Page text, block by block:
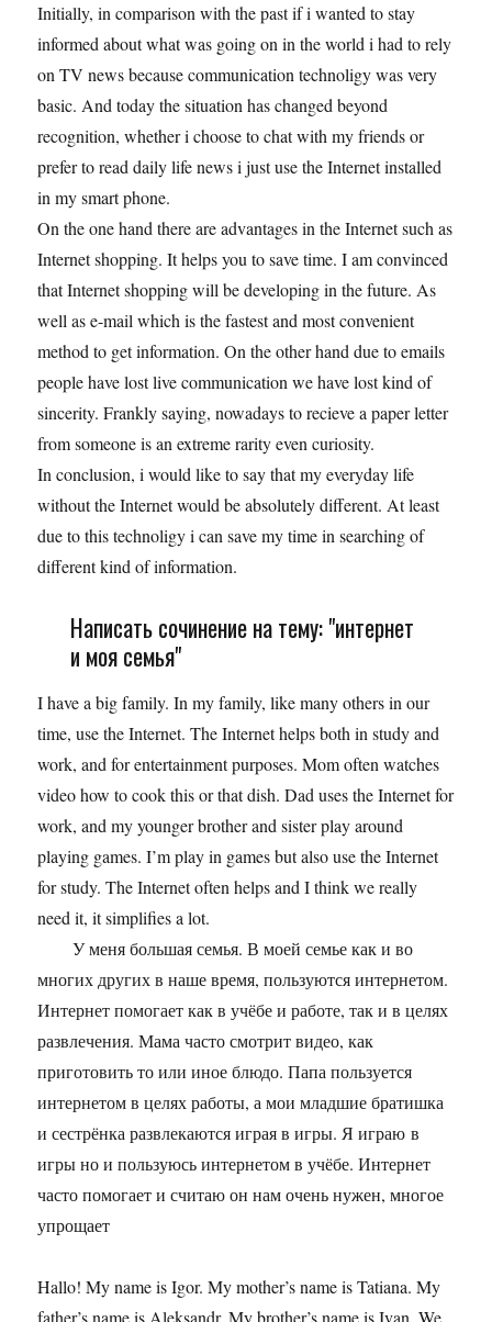
Initially, in comparison with the past if i wanted to stay
informed about what was going on in the world i had to rely
on TV news because communication technoligy was very
basic. And today the situation has changed beyond
recognition, whether i choose to chat with my friends or
prefer to read daily life news i just use the Internet installed
in my smart phone.
On the one hand there are advantages in the Internet such as
Internet shopping. It helps you to save time. I am convinced
that Internet shopping will be developing in the future. As
well as e-mail which is the fastest and most convenient
method to get information. On the other hand due to emails
people have lost live communication we have lost kind of
sincerity. Frankly saying, nowadays to recieve a paper letter
from someone is an extreme rarity even curiosity.
In conclusion, i would like to say that my everyday life
without the Internet would be absolutely different. At least
due to this technoligy i can save my time in searching of
different kind of information.
Написать сочинение на тему: "интернет
и моя семья"
I have a big family. In my family, like many others in our
time, use the Internet. The Internet helps both in study and
work, and for entertainment purposes. Mom often watches
video how to cook this or that dish. Dad uses the Internet for
work, and my younger brother and sister play around
playing games. I’m play in games but also use the Internet
for study. The Internet often helps and I think we really
need it, it simplifies a lot.
У меня большая семья. В моей семье как и во
многих других в наше время, пользуются интернетом.
Интернет помогает как в учёбе и работе, так и в целях
развлечения. Мама часто смотрит видео, как
приготовить то или иное блюдо. Папа пользуется
интернетом в целях работы, а мои младшие братишка
и сестрёнка развлекаются играя в игры. Я играю в
игры но и пользуюсь интернетом в учёбе. Интернет
часто помогает и считаю он нам очень нужен, многое
упрощает
Hallo! My name is Igor. My mother’s name is Tatiana. My
father’s name is Aleksandr. My brother’s name is Ivan. We